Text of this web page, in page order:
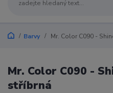
Barvy Mr. Color C090 -
Mr. Color C090 -
stříbrná